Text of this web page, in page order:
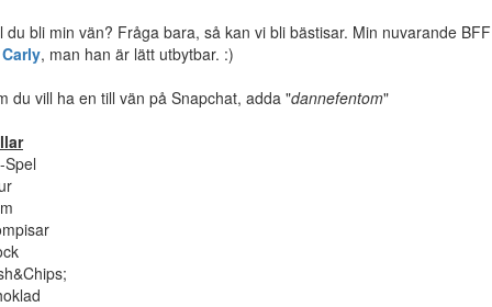
du bli min vän? Fråga bara, så kan vi bli bästisar. Min nuvarande BFF
Carly, man han är lätt utbytbar. :)
du vill ha en till vän på Snapchat, adda "dannefentom"
Spel